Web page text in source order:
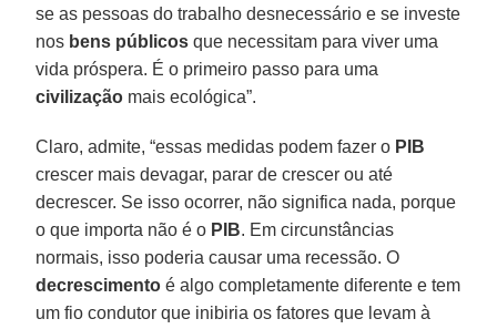
se as pessoas do trabalho desnecessário e se investe
nos bens públicos que necessitam para viver uma
vida próspera. É o primeiro passo para uma
civilização mais ecológica”.
Claro, admite, “essas medidas podem fazer o PIB
crescer mais devagar, parar de crescer ou até
decrescer. Se isso ocorrer, não significa nada, porque
o que importa não é o PIB. Em circunstâncias
normais, isso poderia causar uma recessão. O
decrescimento é algo completamente diferente e tem
um fio condutor que inibiria os fatores que levam à